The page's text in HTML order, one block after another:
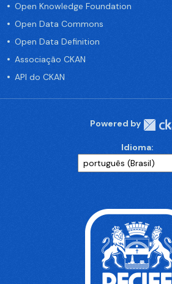
Open Knowledge Foundation
Open Data Commons
Open Data Definition
Associação CKAN
API do CKAN
Powered by
Idioma